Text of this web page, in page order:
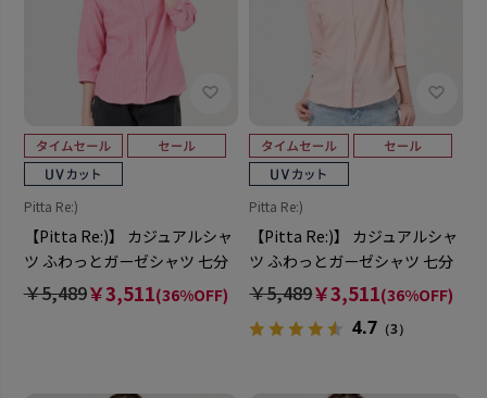
Pitta Re:)
【Pitta Re:)】 カジュアルシャ
ツ ふわっとガーゼシャツ 七分
袖 綿100% レディース
￥5,489￥3,511(36%OFF)
Pitta Re:)
【Pitta Re:)】 カジュアルシャ
ツ ふわっとガーゼシャツ 七分
袖 綿100% レディース
￥5,489￥3,511(36%OFF)
4.7 （3）